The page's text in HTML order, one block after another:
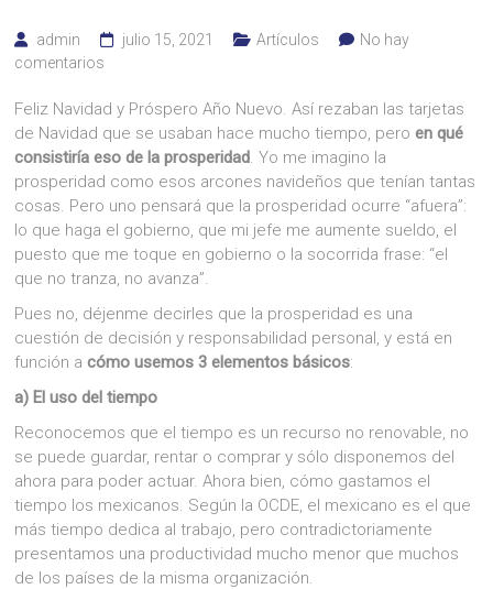
admin julio 15, 2021 Artículos
No hay
comentarios
Feliz Navidad y Próspero Año Nuevo. Así rezaban las tarjetas
de Navidad que se usaban hace mucho tiempo, peroen qué
consistiría eso de la prosperidad. Yo me imagino la
prosperidad como esos arcones navideños que tenían tantas
cosas. Pero uno pensará que la prosperidad ocurre “afuera”:
lo que haga el gobierno, que mi jefe me aumente sueldo, el
puesto que me toque en gobierno o la socorrida frase: “el
que no tranza, no avanza”.
Pues no, déjenme decirles que la prosperidad es una
cuestión de decisión y responsabilidad personal, y está en
función acómo usemos 3 elementos básicos:
a) El uso del tiempo
Reconocemos que el tiempo es un recurso no renovable, no
se puede guardar, rentar o comprar y sólo disponemos del
ahora para poder actuar. Ahora bien, cómo gastamos el
tiempo los mexicanos. Según la OCDE, el mexicano es el que
más tiempo dedica al trabajo, pero contradictoriamente
presentamos una productividad mucho menor que muchos
de los países de la misma organización.